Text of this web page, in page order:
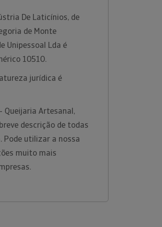
De Laticínios, de
de Monte
Unipessoal Lda é
10510.
jurídica é
Queijaria Artesanal,
descrição de todas
Pode utilizar a nossa
muito mais